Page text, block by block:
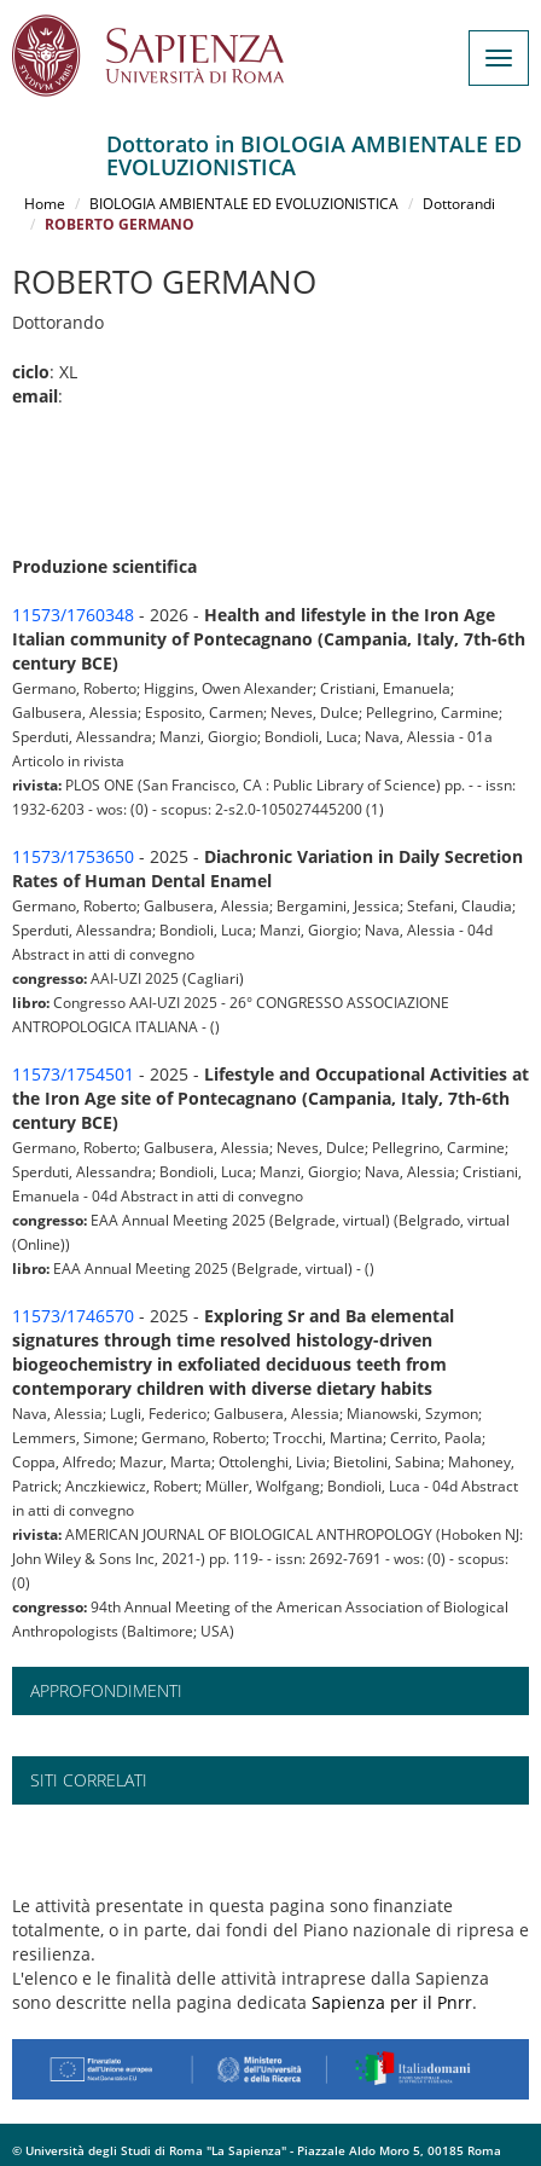
contenuto
Dottorato in BIOLOGIA AMBIENTALE ED
EVOLUZIONISTICA
Home BIOLOGIA AMBIENTALE ED EVOLUZIONISTICA
Dottorandi
ROBERTO GERMANO
ROBERTO GERMANO
Dottorando
ciclo: XL
email:
Produzione scientifica
11573/1760348 - 2026 - Health and lifestyle in the Iron Age
Italian community of Pontecagnano (Campania, Italy, 7th-6th
century BCE)
Germano, Roberto; Higgins, Owen Alexander; Cristiani, Emanuela;
Galbusera, Alessia; Esposito, Carmen; Neves, Dulce; Pellegrino, Carmine;
Sperduti, Alessandra; Manzi, Giorgio; Bondioli, Luca; Nava, Alessia - 01a
Articolo in rivista
rivista: PLOS ONE (San Francisco, CA : Public Library of Science) pp. - - issn:
1932-6203 - wos: (0) - scopus: 2-s2.0-105027445200 (1)
11573/1753650 - 2025 - Diachronic Variation in Daily Secretion
Rates of Human Dental Enamel
Germano, Roberto; Galbusera, Alessia; Bergamini, Jessica; Stefani, Claudia;
Sperduti, Alessandra; Bondioli, Luca; Manzi, Giorgio; Nava, Alessia - 04d
Abstract in atti di convegno
congresso:AAI-UZI 2025 (Cagliari)
libro:Congresso AAI-UZI 2025 - 26° CONGRESSO ASSOCIAZIONE
ANTROPOLOGICA ITALIANA - ()
11573/1754501 - 2025 - Lifestyle and Occupational Activities at
the Iron Age site of Pontecagnano (Campania, Italy, 7th-6th
century BCE)
Germano, Roberto; Galbusera, Alessia; Neves, Dulce; Pellegrino, Carmine;
Sperduti, Alessandra; Bondioli, Luca; Manzi, Giorgio; Nava, Alessia; Cristiani,
Emanuela - 04d Abstract in atti di convegno
congresso: EAA Annual Meeting 2025 (Belgrade, virtual) (Belgrado, virtual
(Online))
libro: EAA Annual Meeting 2025 (Belgrade, virtual) - ()
11573/1746570 - 2025 - Exploring Sr and Ba elemental
signatures through time resolved histology-driven
biogeochemistry in exfoliated deciduous teeth from
contemporary children with diverse dietary habits
Nava, Alessia; Lugli, Federico; Galbusera, Alessia; Mianowski, Szymon;
Lemmers, Simone; Germano, Roberto; Trocchi, Martina; Cerrito, Paola;
Coppa, Alfredo; Mazur, Marta; Ottolenghi, Livia; Bietolini, Sabina; Mahoney,
Patrick; Anczkiewicz, Robert; Müller, Wolfgang; Bondioli, Luca - 04d Abstract
in atti di convegno
rivista:AMERICAN JOURNAL OF BIOLOGICAL ANTHROPOLOGY (Hoboken NJ:
John Wiley & Sons Inc, 2021-) pp. 119- - issn: 2692-7691 - wos: (0) - scopus:
(0)
congresso:94th Annual Meeting of the American Association of Biological
Anthropologists (Baltimore; USA)
APPROFONDIMENTI
SITI CORRELATI
Le attività presentate in questa pagina sono finanziate
totalmente, o in parte, dai fondi del Piano nazionale di ripresa e
resilienza.
L'elenco e le finalità delle attività intraprese dalla Sapienza
sono descritte nella pagina dedicata Sapienza per il Pnrr.
© Università degli Studi di Roma "La Sapienza" - Piazzale Aldo Moro 5, 00185 Roma